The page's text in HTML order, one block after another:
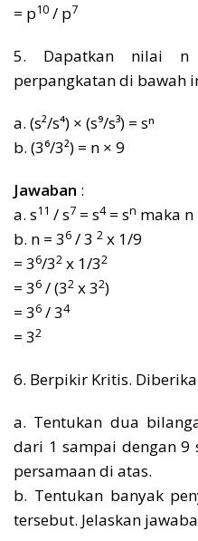
= p10 / p7
5. Dapatkan nilai n
perpangkatan di bawah
a. (s²/s⁴) × (s⁹/s³) = sⁿ
b. (3⁶/3²) = n × 9
Jawaban :
a. s11 / s7 = s4= sn maka n
b. n = 36 / 3 2 x 1/9
= 36/32 x 1/32
= 36 / (32 x 32)
= 36 / 34
= 32
6. Berpikir Kritis.
a. Tentukan dua
dari 1 sampai dengan 9
persamaan di atas.
b. Tentukan banyak
tersebut. Jelaskan